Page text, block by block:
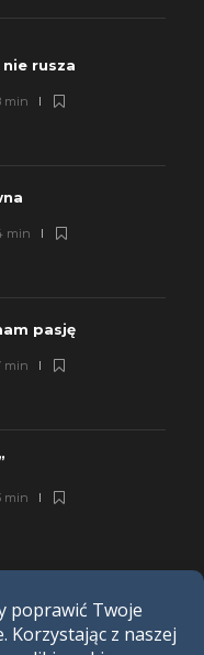
rusza
min
min
pasję
min
min